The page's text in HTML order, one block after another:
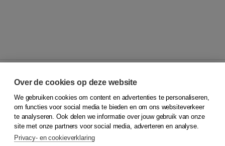
© 2026Koninklijke Boom uitgevers
Klantenservice
Service & informatie
Contact
Over de cookies op deze website
We gebruiken cookies om content en advertenties te personaliseren,
om functies voor social media te bieden en om ons websiteverkeer
te analyseren. Ook delen we informatie over jouw gebruik van onze
site met onze partners voor social media, adverteren en analyse.
Privacy- en cookieverklaring